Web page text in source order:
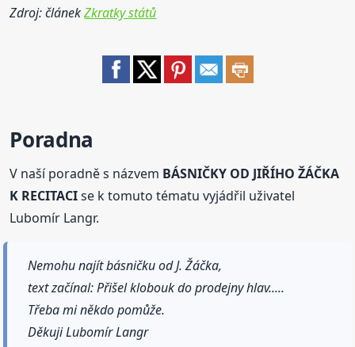
Zdroj: článekZkratky států
Poradna
V naší poradně s názvem BÁSNIČKY OD JIŘÍHO ŽÁČKA
K RECITACIse k tomuto tématu vyjádřil uživatel
Lubomír Langr.
Nemohu najít básničku od J. Žáčka,
text začínal: Přišel klobouk do prodejny hlav.....
Třeba mi někdo pomůže.
Děkuji Lubomír Langr